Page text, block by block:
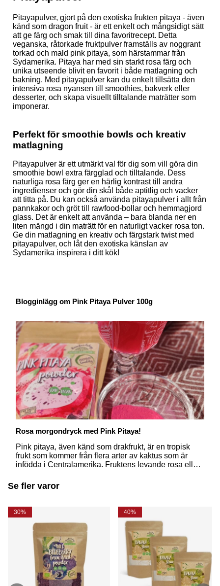
Pitayapulver, gjort på den exotiska frukten pitaya - även
känd som dragon fruit - är ett enkelt och mångsidigt sätt
att ge färg och smak till dina favoritrecept. Detta
veganska, råtorkade fruktpulver framställs av noggrant
torkad och mald pink pitaya, som härstammar från
Sydamerika. Pitaya har med sin starkt rosa färg och
unika utseende blivit en favorit i både matlagning och
bakning. Med pitayapulver kan du enkelt tillsätta den
intensiva rosa nyansen till smoothies, bakverk eller
desserter, och skapa visuellt tilltalande maträtter som
imponerar.
Perfekt för smoothie bowls och kreativ
matlagning
Pitayapulver är ett utmärkt val för dig som vill göra din
smoothie bowl extra färgglad och tilltalande. Dess
naturliga rosa färg ger en härlig kontrast till andra
ingredienser och gör din skål både aptitlig och vacker
att titta på. Du kan också använda pitayapulver i allt från
pannkakor och gröt till rawfood-bollar och hemmagjord
glass. Det är enkelt att använda – bara blanda ner en
liten mängd i din maträtt för en naturligt vacker rosa ton.
Ge din matlagning en kreativ och färgstark twist med
pitayapulver, och låt den exotiska känslan av
Sydamerika inspirera i ditt kök!
Blogginlägg om Pink Pitaya Pulver 100g
Rosa morgondryck med Pink Pitaya!
Pink pitaya, även känd som drakfrukt, är en tropisk
frukt som kommer från flera arter av kaktus som är
infödda i Centralamerika. Fruktens levande rosa eller
Testa vårt recept på rosa morgondryck, vackert, nyttigt
och gott!
Se fler varor
30% 40%